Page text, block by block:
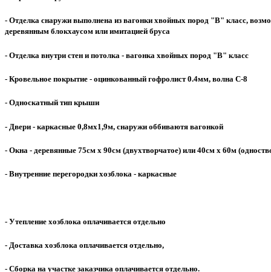
- Отделка снаружи выполнена из вагонки хвойных пород "В" класс,
деревянным блокхаусом или имитацией бруса
- Отделка внутри стен и потолка - вагонка хвойных пород "В" класс
- Кровельное покрытие - оцинкованный гофролист 0.4мм, волна С-8
- Односкатный тип крыши
- Двери - каркасные 0,8мх1,9м, снаружи оббиваютя вагонкой
- Окна - деревянные 75см х 90см (двухтворчатое) или 40см х 60м
- Внутренние перегородки хозблока - каркасные
- Утепление хозблока оплачивается отдельно
- Доставка хозблока оплачивается отдельно,
- Сборка на участке заказчика оплачивается отдельно.